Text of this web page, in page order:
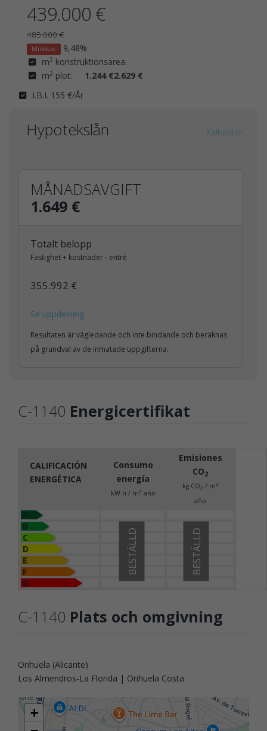
439.000 €
485.000 €
Minskas
9,48%
m2 konstruktionsarea:
2.629 €
m2 plot:
1.244 €
I.B.I. 155 €/År
Hypotekslån Kalkylator
MÅNADSAVGIFT
1.649 €
Totalt belopp
Fastighet + kostnader - entré
355.992 €
Se uppdelning
Resultaten är vägledande och inte bindande och beräknas
på grundval av de inmatade uppgifterna.
C-1140 Energicertifikat
CALIFICACIÓN
ENERGÉTICA
Consumo
energía
kW h / m2 año
Emisiones
CO2
kg CO2 / m2
año
B
C
D
E
F
G
BESTÄLLD
BESTÄLLD
C-1140 Plats och omgivning
Orihuela (Alicante)
Los Almendros-La Florida | Orihuela Costa
+